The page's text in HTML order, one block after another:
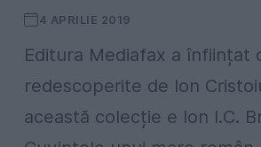
4 APRILIE 2019
Editura Mediafax a înființat
redescoperite de Ion
această colecție e Ion I.C.